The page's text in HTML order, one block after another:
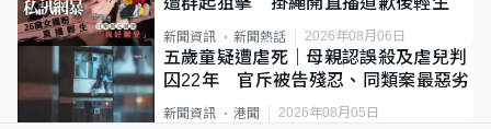
新聞資訊 新聞熱話 2026年08月06日
五歲童疑遭虐死｜母親認誤殺及虐兒判
囚22年 官斥被告殘忍、同類案最惡劣
新聞資訊 港聞 2026年08月05日